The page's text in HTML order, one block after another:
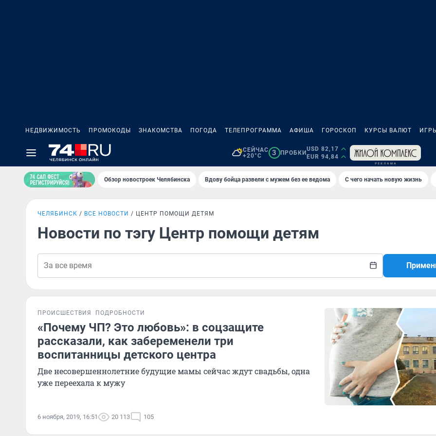
НЕДВИЖИМОСТЬ ПРОМОКОДЫ ЗНАКОМСТВА ПОГОДА ТЕЛЕПРОГРАММА АФИША ГОРОСКОП КУРСЫ ВАЛЮТ
СЕЙЧАС
+20°C
3 ПРОБКИ
USD 82,17
EUR 94,84
Обзор новостроек Челябинска Вдову бойца развели с мужем без ее ведома С чего начать новую жизнь
ЧЕЛЯБИНСК ВСЕ НОВОСТИ ЦЕНТР ПОМОЩИ ДЕТЯМ
Новости по тэгу Центр помощи детям
ПРОИСШЕСТВИЯ ПОДРОБНОСТИ
«Почему ЧП? Это любовь»: в соцзащите
рассказали, как забеременели три
воспитанницы детского центра
Две несовершеннолетние будущие мамы сейчас ждут свадьбы, одна
уже переехала к мужу
6 ноября, 2019, 16:51 20 113 105